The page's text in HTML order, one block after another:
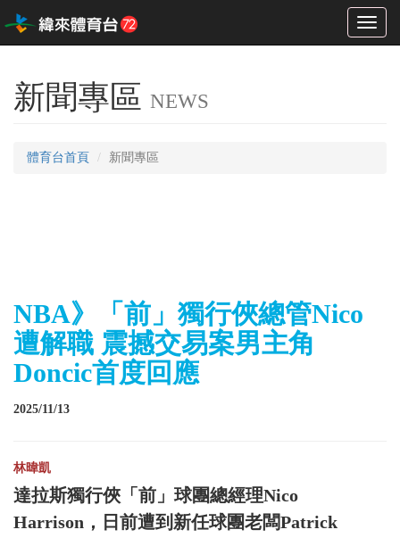
Toggle
新聞專區 NEWS
體育台首頁 新聞專區
NBA》「前」獨行俠總管Nico
遭解職 震撼交易案男主角
Doncic首度回應
2025/11/13
林暐凱
達拉斯獨行俠「前」球團總經理Nico
Harrison，日前遭到新任球團老闆Patrick